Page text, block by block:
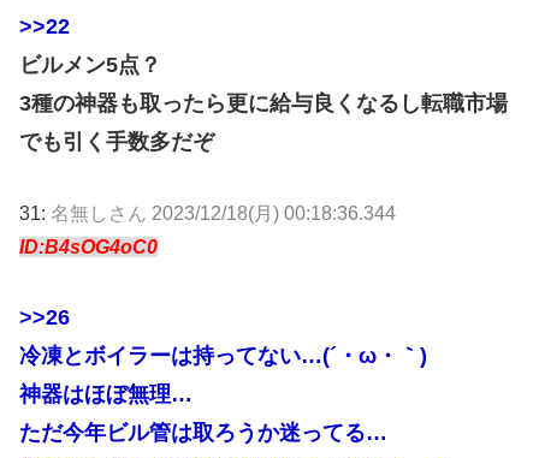
>>22
ビルメン5点？
3種の神器も取ったら更に給与良くなるし転職市場
でも引く手数多だぞ
31: 名無しさん 2023/12/18(月) 00:18:36.344
ID:B4sOG4oC0
>>26
冷凍とボイラーは持ってない…(´・ω・｀)
神器はほぼ無理…
ただ今年ビル管は取ろうか迷ってる…